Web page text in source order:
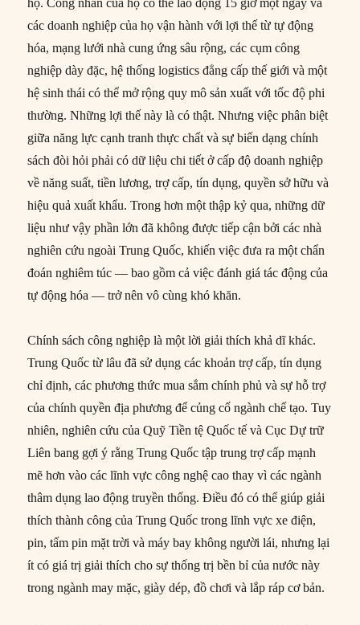
họ. Công nhân của họ có thể lao động 15 giờ một ngày và
các doanh nghiệp của họ vận hành với lợi thế từ tự động
hóa, mạng lưới nhà cung ứng sâu rộng, các cụm công
nghiệp dày đặc, hệ thống logistics đẳng cấp thế giới và một
hệ sinh thái có thể mở rộng quy mô sản xuất với tốc độ phi
thường. Những lợi thế này là có thật. Nhưng việc phân biệt
giữa năng lực cạnh tranh thực chất và sự biến dạng chính
sách đòi hỏi phải có dữ liệu chi tiết ở cấp độ doanh nghiệp
về năng suất, tiền lương, trợ cấp, tín dụng, quyền sở hữu và
hiệu quả xuất khẩu. Trong hơn một thập kỷ qua, những dữ
liệu như vậy phần lớn đã không được tiếp cận bởi các nhà
nghiên cứu ngoài Trung Quốc, khiến việc đưa ra một chẩn
đoán nghiêm túc — bao gồm cả việc đánh giá tác động của
tự động hóa — trở nên vô cùng khó khăn.
Chính sách công nghiệp là một lời giải thích khả dĩ khác.
Trung Quốc từ lâu đã sử dụng các khoản trợ cấp, tín dụng
chỉ định, các phương thức mua sắm chính phủ và sự hỗ trợ
của chính quyền địa phương để củng cố ngành chế tạo. Tuy
nhiên, nghiên cứu của Quỹ Tiền tệ Quốc tế và Cục Dự trữ
Liên bang gợi ý rằng Trung Quốc tập trung trợ cấp mạnh
mẽ hơn vào các lĩnh vực công nghệ cao thay vì các ngành
thâm dụng lao động truyền thống. Điều đó có thể giúp giải
thích thành công của Trung Quốc trong lĩnh vực xe điện,
pin, tấm pin mặt trời và máy bay không người lái, nhưng lại
ít có giá trị giải thích cho sự thống trị bền bỉ của nước này
trong ngành may mặc, giày dép, đồ chơi và lắp ráp cơ bản.